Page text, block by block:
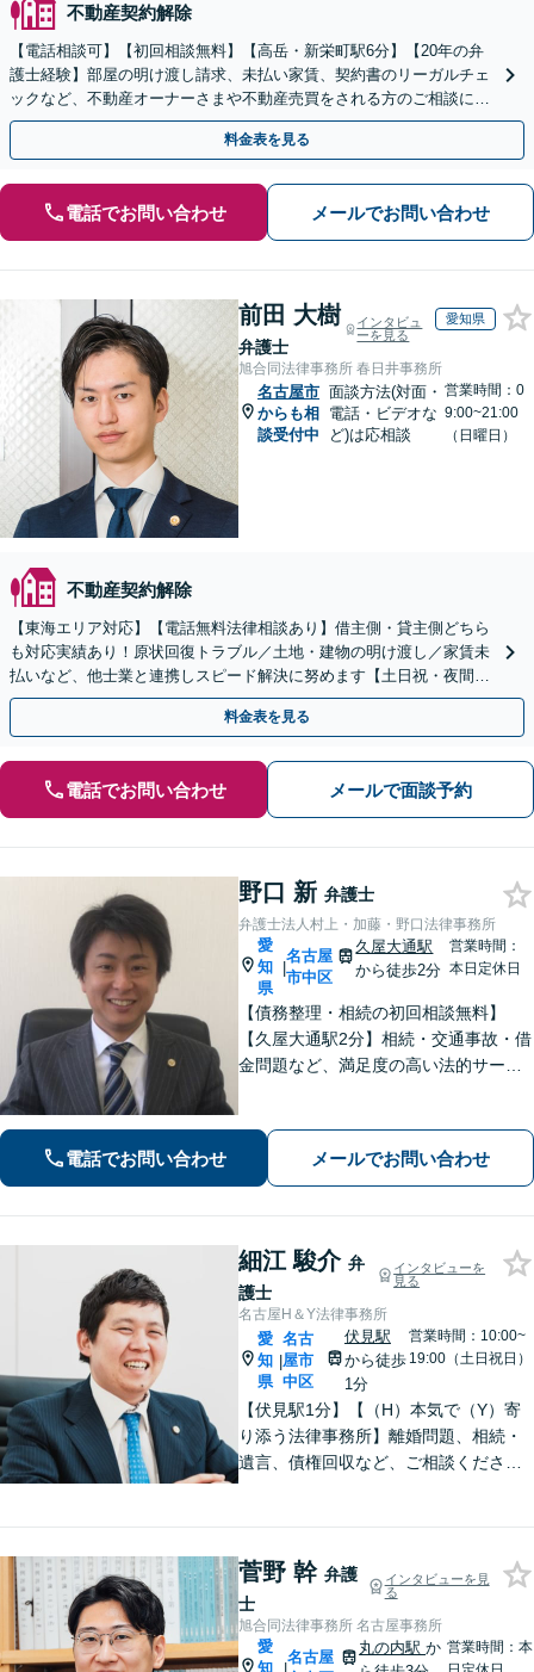
不動産契約解除
【電話相談可】【初回相談無料】【高岳・新栄町駅6分】【20年の弁
護士経験】部屋の明け渡し請求、未払い家賃、契約書のリーガルチェ
ックなど、不動産オーナーさまや不動産売買をされる方のご相談に対
応しています。関連士業とも連携し解決を目指します
料金表を見る
電話でお問い合わせ メールでお問い合わせ
前田 大樹
弁護士
インタビュ
ーを見る
愛知県
旭合同法律事務所 春日井事務所
名古屋市
からも相
談受付中
面談方法(対面・
電話・ビデオな
ど)は応相談
営業時間：0
9:00~21:00
（日曜日）
不動産契約解除
【東海エリア対応】【電話無料法律相談あり】借主側・貸主側どちら
も対応実績あり！原状回復トラブル／土地・建物の明け渡し／家賃未
払いなど、他士業と連携しスピード解決に努めます【土日祝・夜間対
応】【オンライン面談可】【完全個室】
料金表を見る
電話でお問い合わせ メールで面談予約
野口 新 弁護士
弁護士法人村上・加藤・野口法律事務所
愛
知
県
|
名古屋
市中区
久屋大通駅
から徒歩2分
営業時間：
本日定休日
【債務整理・相続の初回相談無料】
【久屋大通駅2分】相続・交通事故・借
金問題など、満足度の高い法的サービ
重ねつつ、誠実に相談者と向き合い続
けます。お気軽にご相談ください。
電話でお問い合わせ メールでお問い合わせ
細江 駿介 弁
護士
インタビューを
見る
名古屋H＆Y法律事務所
愛
知
県
|
名古
屋市
中区
伏見駅
から徒歩
1分
営業時間：10:00~
19:00（土日祝日）
【伏見駅1分】【（H）本気で（Y）寄
り添う法律事務所】離婚問題、相続・
遺言、債権回収など、ご相談くださ
意対応いたします。【Web面談対応
可】
菅野 幹 弁護
士
インタビューを見
る
旭合同法律事務所 名古屋事務所
愛
知
|
名古屋
丸の内駅か 営業時間：本